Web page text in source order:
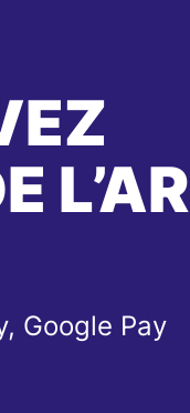
Google Pay